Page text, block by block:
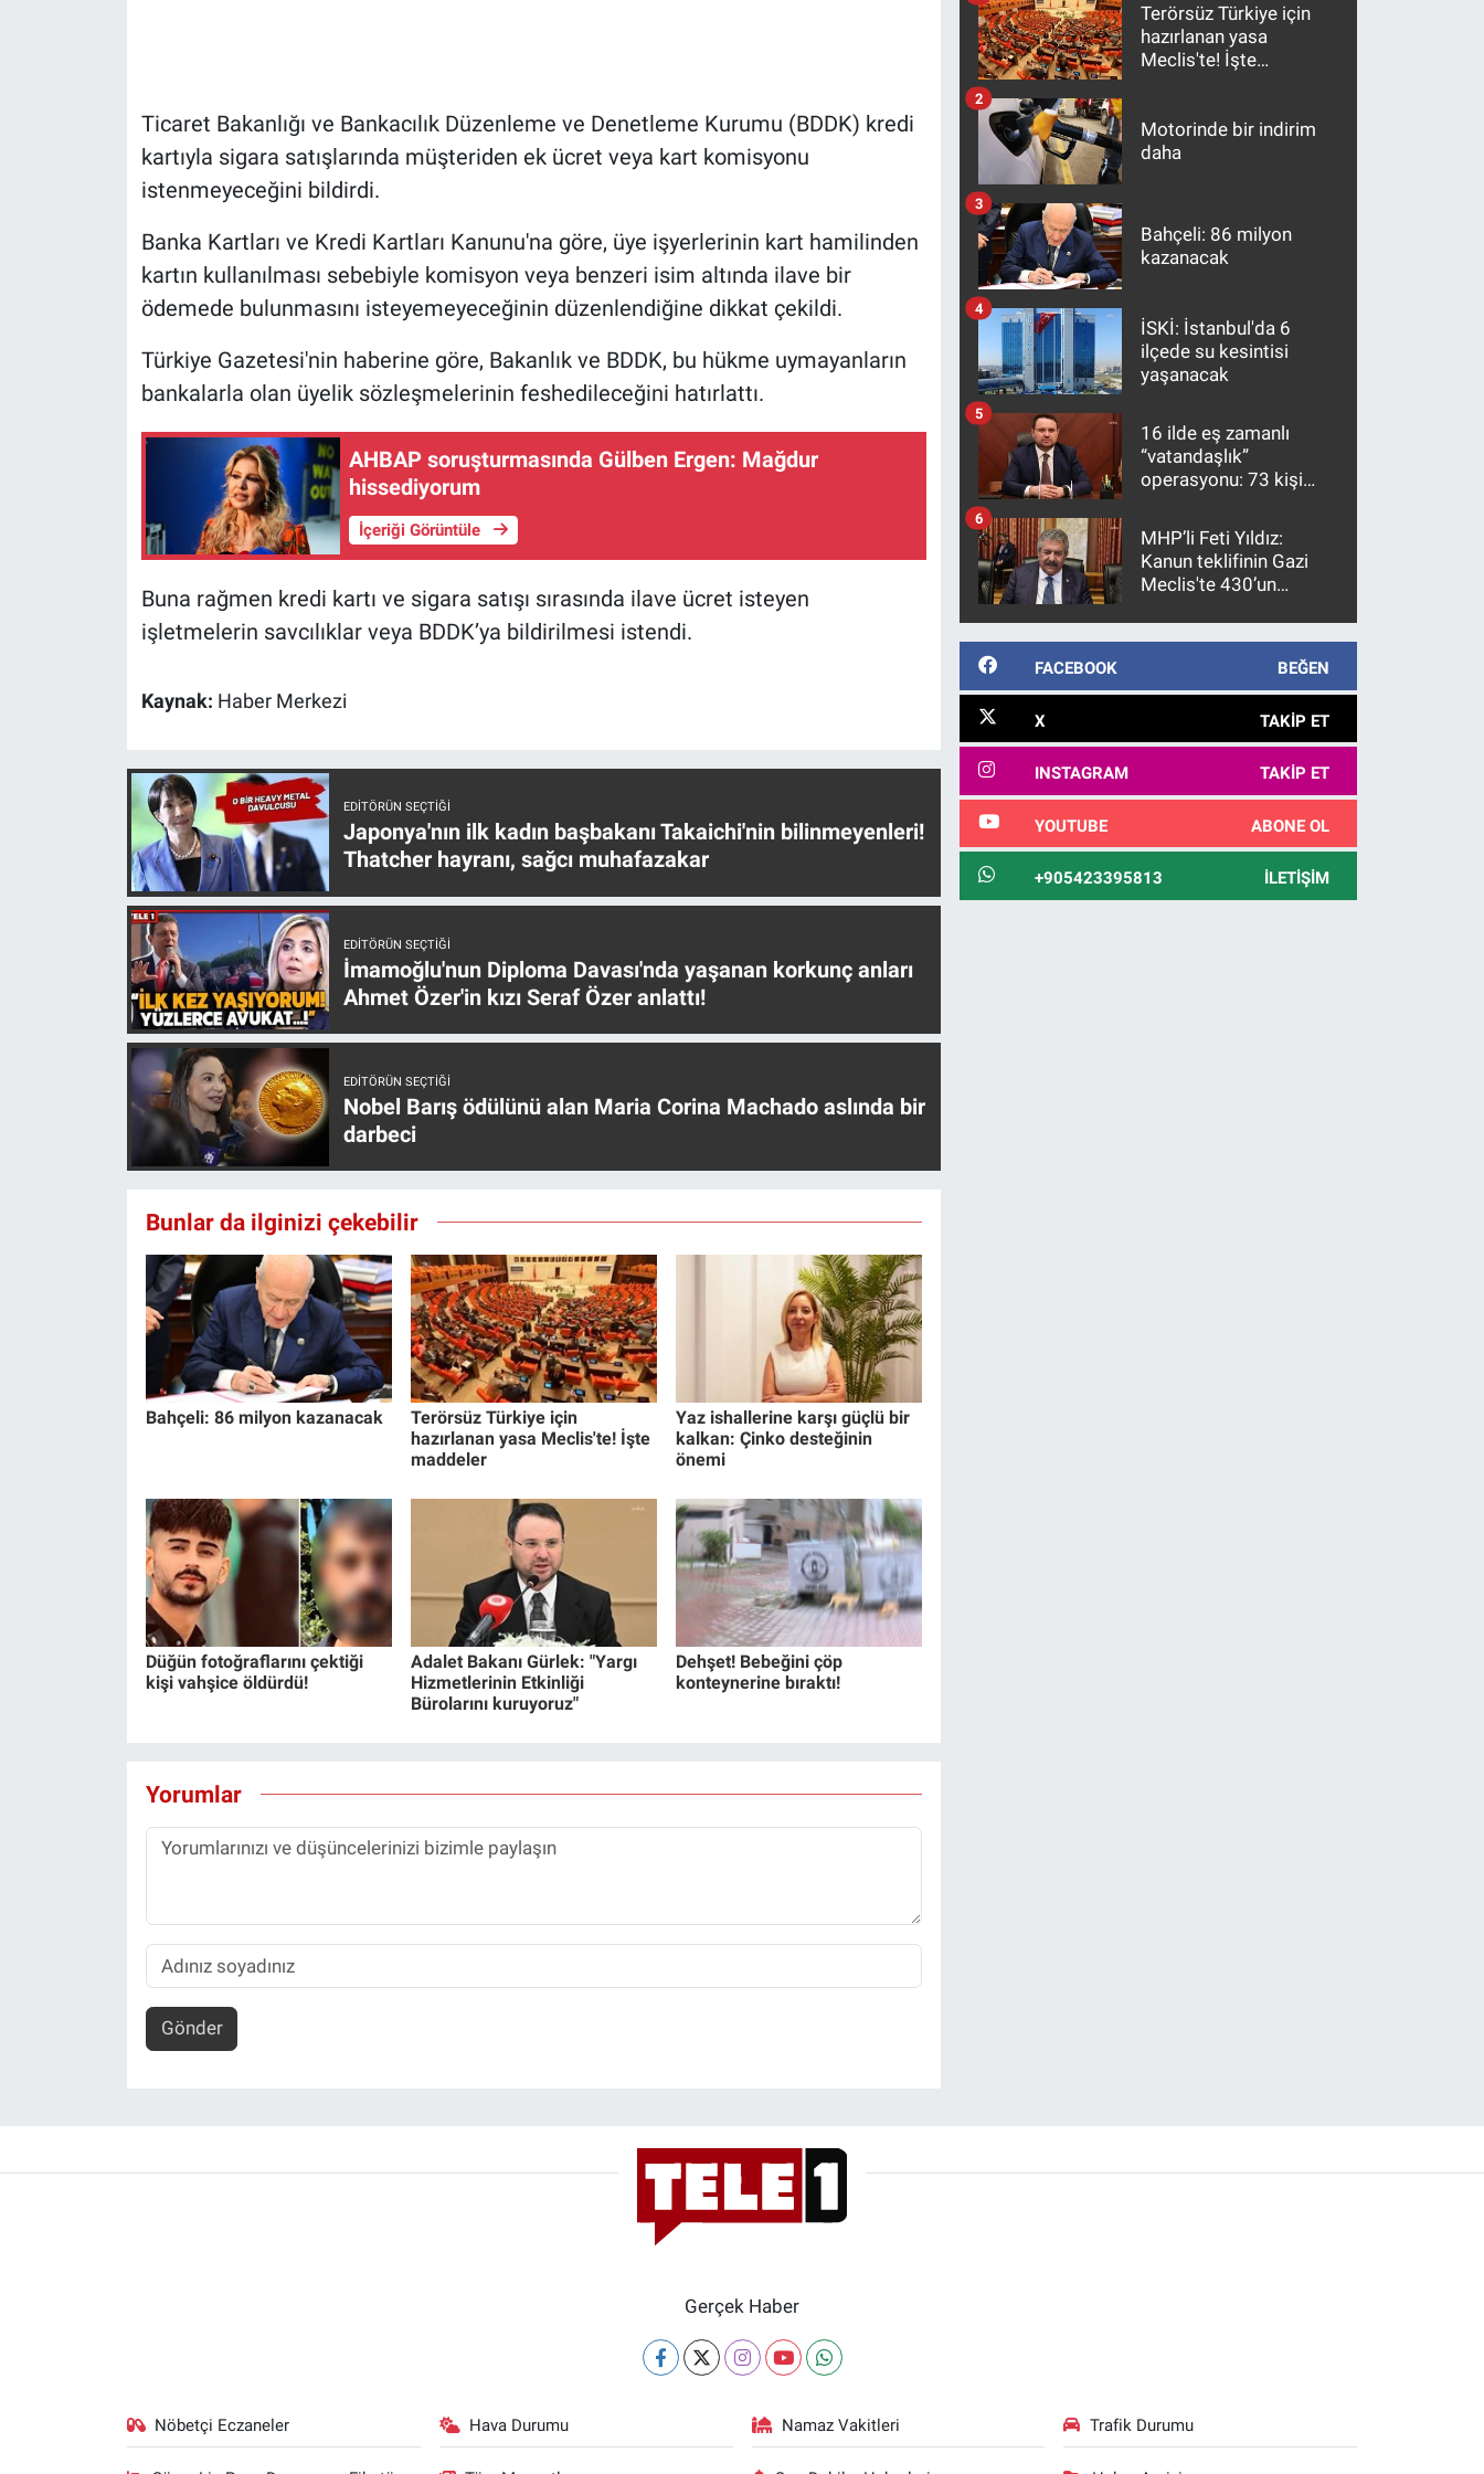
Ticaret Bakanlığı ve Bankacılık Düzenleme ve Denetleme Kurumu (BDDK) kredi
kartıyla sigara satışlarında müşteriden ek ücret veya kart komisyonu
istenmeyeceğini bildirdi.
Banka Kartları ve Kredi Kartları Kanunu'na göre, üye işyerlerinin kart hamilinden
kartın kullanılması sebebiyle komisyon veya benzeri isim altında ilave bir
ödemede bulunmasını isteyemeyeceğinin düzenlendiğine dikkat çekildi.
Türkiye Gazetesi'nin haberine göre, Bakanlık ve BDDK, bu hükme uymayanların
bankalarla olan üyelik sözleşmelerinin feshedileceğini hatırlattı.
AHBAP soruşturmasında Gülben Ergen: Mağdur
hissediyorum
İçeriği Görüntüle
Buna rağmen kredi kartı ve sigara satışı sırasında ilave ücret isteyen
işletmelerin savcılıklar veya BDDK’ya bildirilmesi istendi.
Kaynak: Haber Merkezi
EDITÖRÜN SEÇTIĞI
Japonya'nın ilk kadın başbakanı Takaichi'nin bilinmeyenleri!
Thatcher hayranı, sağcı muhafazakar
EDITÖRÜN SEÇTIĞI
İmamoğlu'nun Diploma Davası'nda yaşanan korkunç anları
Ahmet Özer'in kızı Seraf Özer anlattı!
EDITÖRÜN SEÇTIĞI
Nobel Barış ödülünü alan Maria Corina Machado aslında bir
darbeci
Bunlar da ilginizi çekebilir
Bahçeli: 86 milyon kazanacak
Terörsüz Türkiye için
hazırlanan yasa Meclis'te! İşte
maddeler
Yaz ishallerine karşı güçlü bir
kalkan: Çinko desteğinin
önemi
Düğün fotoğraflarını çektiği
kişi vahşice öldürdü!
Adalet Bakanı Gürlek: "Yargı
Hizmetlerinin Etkinliği
Bürolarını kuruyoruz"
Dehşet! Bebeğini çöp
konteynerine bıraktı!
Yorumlar
Gönder
Terörsüz Türkiye için
hazırlanan yasa
Meclis'te! İşte
Motorinde bir indirim
daha
2
Bahçeli: 86 milyon
kazanacak
3
İSKİ: İstanbul'da 6
ilçede su kesintisi
yaşanacak
4
16 ilde eş zamanlı
“vatandaşlık”
operasyonu: 73 kişi
5
MHP’li Feti Yıldız:
Kanun teklifinin Gazi
Meclis'te 430’un
kanunlaşacağı
6
FACEBOOK BEĞEN
X TAKIP ET
INSTAGRAM TAKIP ET
YOUTUBE ABONE OL
+905423395813 İLETIŞIM
Gerçek Haber
Nöbetçi Eczaneler Hava Durumu Namaz Vakitleri Trafik Durumu
Kültür Sanat
Ne demişti
Teknoloji
Türkiye'nin Geleceği
Türkiye'nin Gündemi
Yerel Gündem
Yerel Yaşam
Canlı Yayın